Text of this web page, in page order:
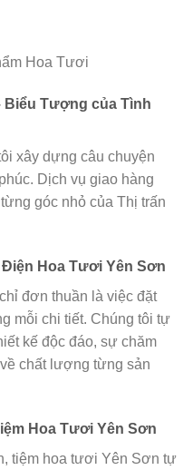
Hoa Tươi
Biểu Tượng của Tình
xây dựng câu chuyện
Dịch vụ giao hàng
góc nhỏ của Thị trấn
Hoa Tươi Yên Sơn
đơn thuần là việc đặt
mỗi chi tiết. Chúng tôi tự
kế độc đáo, sự chăm
chất lượng từng sản
Hoa Tươi Yên Sơn
tiệm hoa tươi Yên Sơn tự